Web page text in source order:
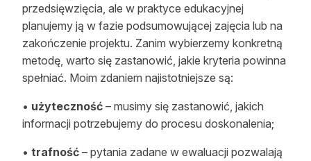
przedsięwzięcia, ale w praktyce edukacyjnej
planujemy ją w fazie podsumowującej zajęcia lub na
zakończenie projektu. Zanim wybierzemy konkretną
metodę, warto się zastanowić, jakie kryteria powinna
spełniać. Moim zdaniem najistotniejsze są:
• użyteczność – musimy się zastanowić, jakich
informacji potrzebujemy do procesu doskonalenia;
• trafność – pytania zadane w ewaluacji pozwalają